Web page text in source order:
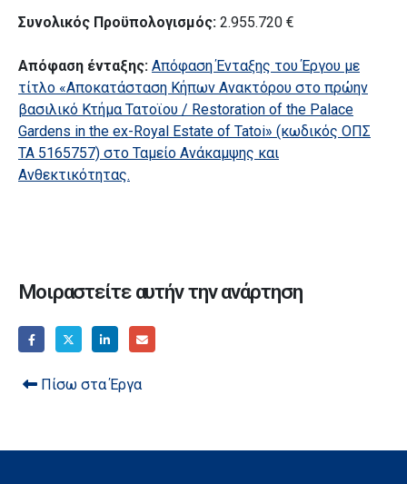
Συνολικός Προϋπολογισμός: 2.955.720 €
Απόφαση ένταξης: Απόφαση Ένταξης του Έργου με
τίτλο «Αποκατάσταση Κήπων Ανακτόρου στο πρώην
βασιλικό Κτήμα Τατοϊου / Restoration of the Palace
Gardens in the ex-Royal Estate of Tatoi» (κωδικός ΟΠΣ
ΤΑ 5165757) στο Ταμείο Ανάκαμψης και
Ανθεκτικότητας.
Μοιραστείτε αυτήν την ανάρτηση
Πίσω στα Έργα